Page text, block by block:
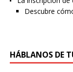
Descubre
HÁBLANOS DE